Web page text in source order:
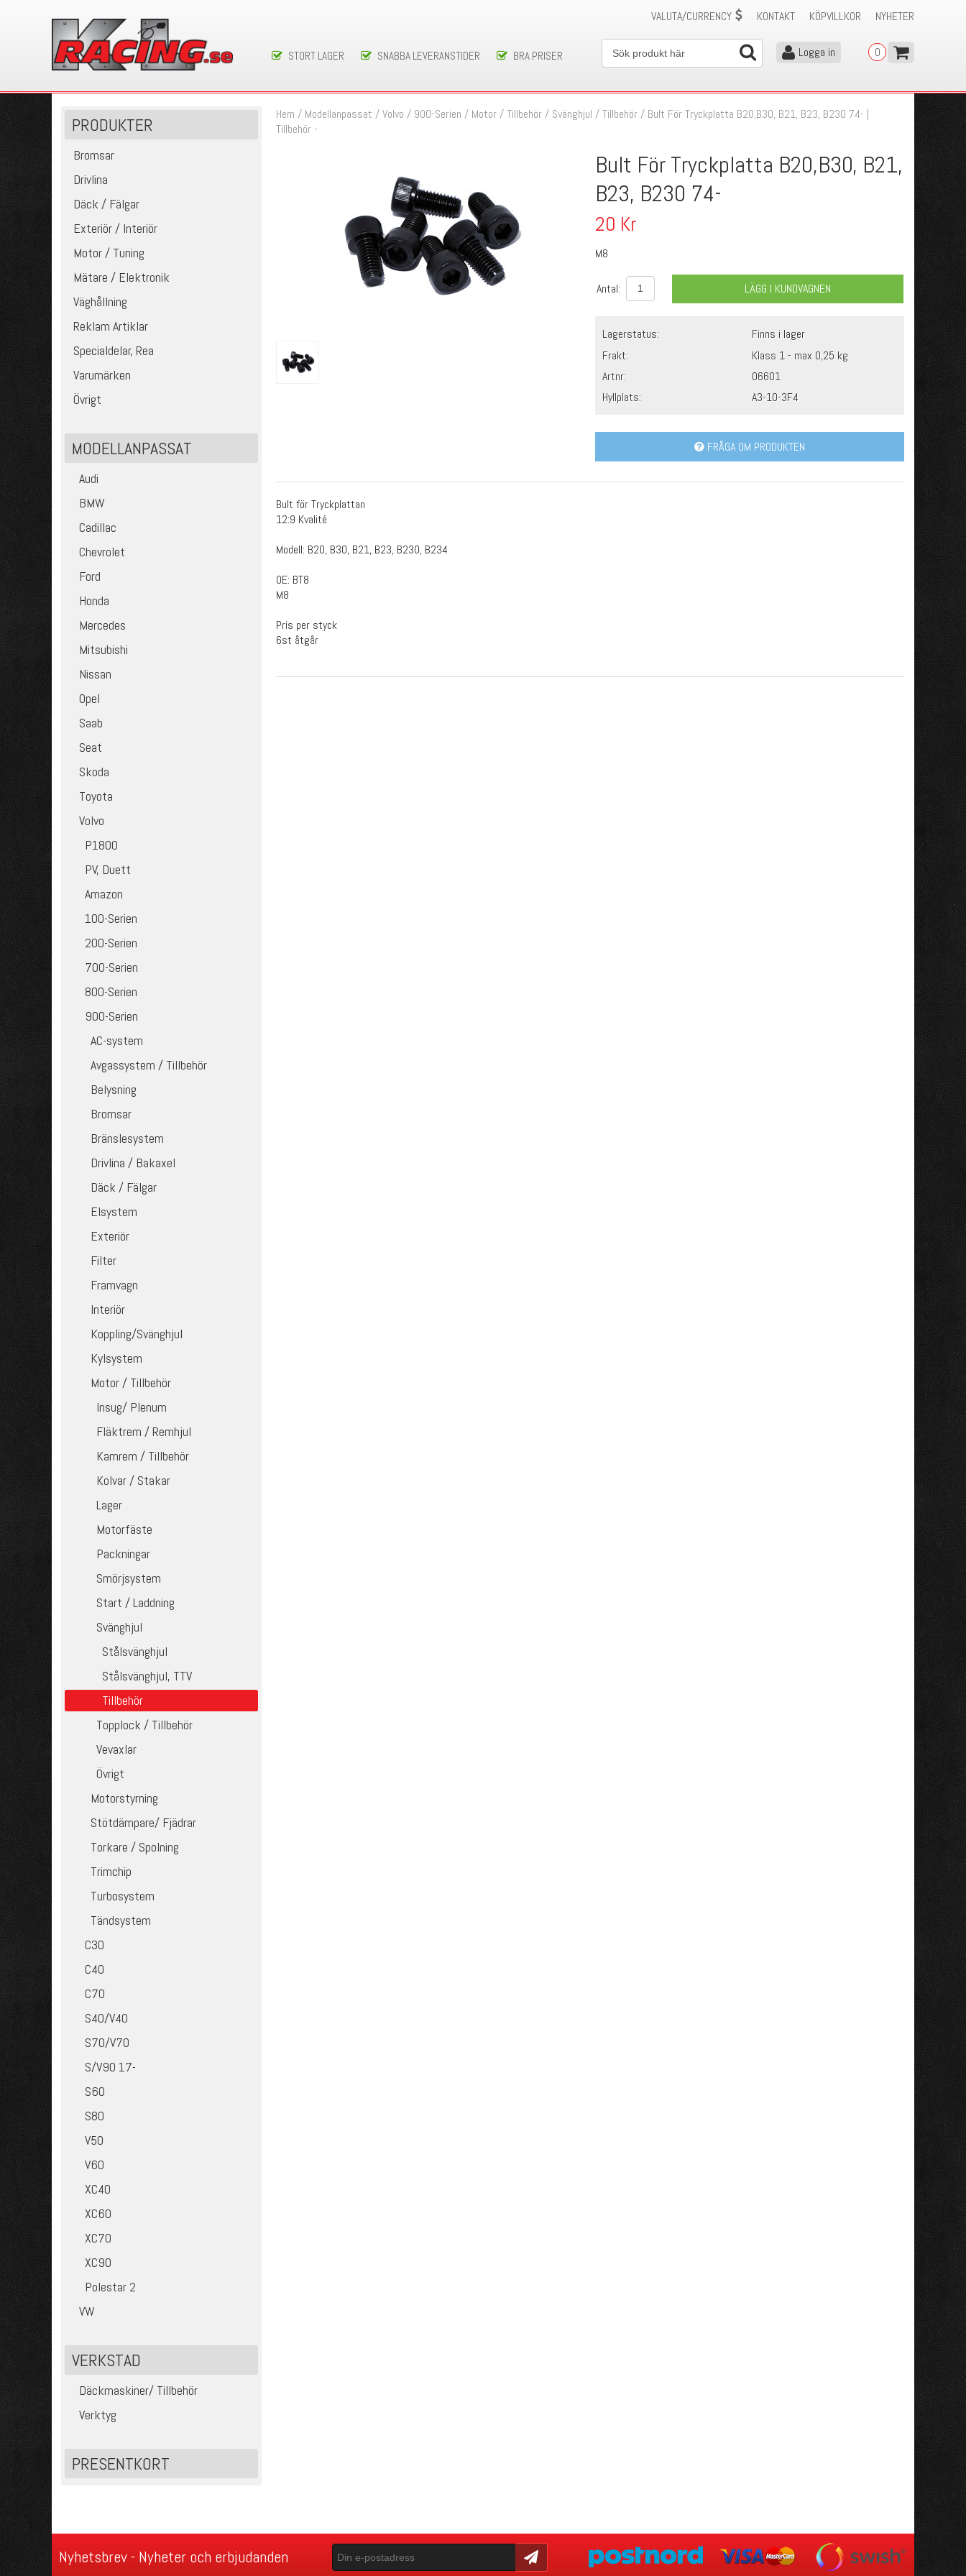
NYHETER
KÖPVILLKOR
KONTAKT
VALUTA/CURRENCY
STORT LAGER SNABBA LEVERANSTIDER BRA PRISER 0
Logga in
PRODUKTER
Bromsar
Drivlina
Däck / Fälgar
Exteriör / Interiör
Motor / Tuning
Mätare / Elektronik
Väghållning
Reklam Artiklar
Specialdelar, Rea
Varumärken
Övrigt
MODELLANPASSAT
Audi
BMW
Cadillac
Chevrolet
Ford
Honda
Mercedes
Mitsubishi
Nissan
Opel
Saab
Seat
Skoda
Toyota
Volvo
P1800
PV, Duett
Amazon
100-Serien
200-Serien
700-Serien
800-Serien
900-Serien
AC-system
Avgassystem / Tillbehör
Belysning
Bromsar
Bränslesystem
Drivlina / Bakaxel
Däck / Fälgar
Elsystem
Exteriör
Filter
Framvagn
Interiör
Koppling/Svänghjul
Kylsystem
Motor / Tillbehör
Insug/ Plenum
Fläktrem / Remhjul
Kamrem / Tillbehör
Kolvar / Stakar
Lager
Motorfäste
Packningar
Smörjsystem
Start / Laddning
Svänghjul
Stålsvänghjul
Stålsvänghjul, TTV
Tillbehör
Topplock / Tillbehör
Vevaxlar
Övrigt
Motorstyrning
Stötdämpare/ Fjädrar
Torkare / Spolning
Trimchip
Turbosystem
Tändsystem
C30
C40
C70
S40/V40
S70/V70
S/V90 17-
S60
S80
V50
V60
XC40
XC60
XC70
XC90
Polestar 2
VW
VERKSTAD
Däckmaskiner/ Tillbehör
Verktyg
PRESENTKORT
Hem / Modellanpassat /Volvo / 900-Serien / Motor / Tillbehör / Svänghjul /Tillbehör / Bult För Tryckplatta B20,B30, B21, B23, B230 74- |
Tillbehör -
Bult För Tryckplatta B20,B30, B21,
B23, B230 74-
20 Kr
M8
Antal: LÄGG I KUNDVAGNEN
Lagerstatus:
Finns i lager
Frakt:
Klass 1 - max 0,25 kg
Artnr:
06601
Hyllplats:
A3-10-3F4
FRÅGA OM PRODUKTEN
Bult för Tryckplattan
12:9 Kvalité
Modell: B20, B30, B21, B23, B230, B234
OE: BT8
M8
Pris per styck
6st åtgår
Nyhetsbrev - Nyheter och erbjudanden Skicka